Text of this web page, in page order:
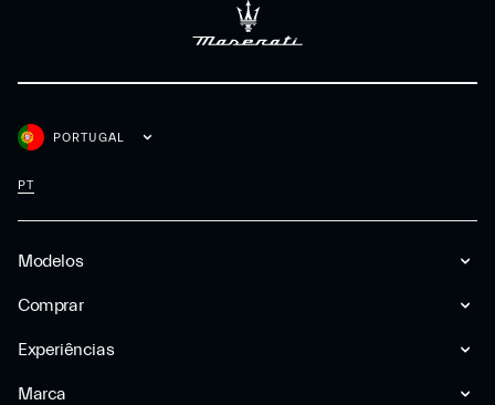
Modelos
Comprar
Experiências
Marca
PORTUGAL
PT